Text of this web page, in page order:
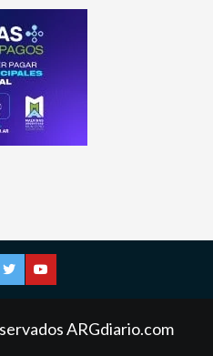
TwitterYouTube
ARGdiario.com